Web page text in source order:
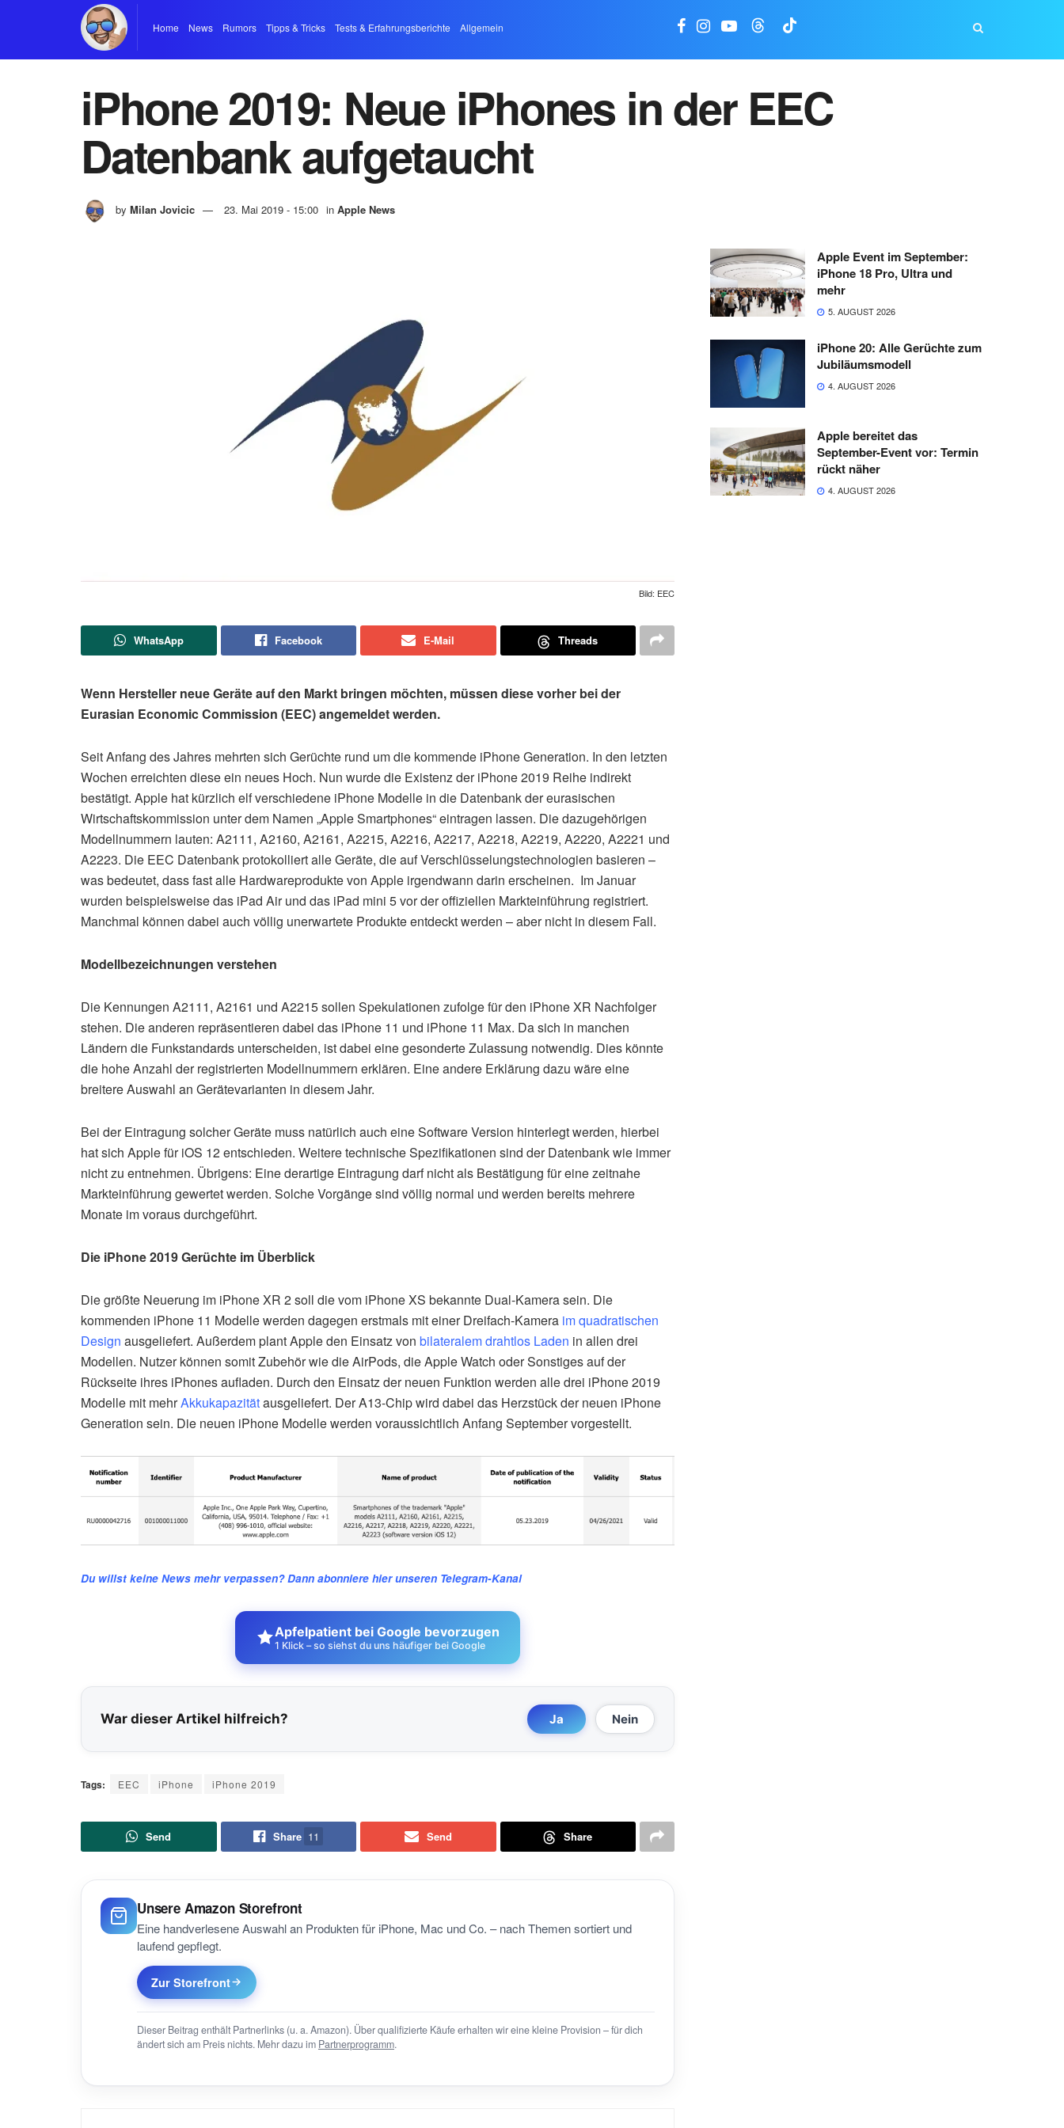
Home News Rumors Tipps & Tricks Tests & Erfahrungsberichte Allgemein
iPhone 2019: Neue iPhones in der EEC
Datenbank aufgetaucht
by Milan Jovicic 23. Mai 2019 - 15:00 in Apple News
Bild: EEC
WhatsApp Facebook E-Mail Threads
Wenn Hersteller neue Geräte auf den Markt bringen möchten, müssen diese vorher bei der
Eurasian Economic Commission (EEC) angemeldet werden.
Seit Anfang des Jahres mehrten sich Gerüchte rund um die kommende iPhone Generation. In den letzten
Wochen erreichten diese ein neues Hoch. Nun wurde die Existenz der iPhone 2019 Reihe indirekt
bestätigt. Apple hat kürzlich elf verschiedene iPhone Modelle in die Datenbank der eurasischen
Wirtschaftskommission unter dem Namen „Apple Smartphones“ eintragen lassen. Die dazugehörigen
Modellnummern lauten: A2111, A2160, A2161, A2215, A2216, A2217, A2218, A2219, A2220, A2221 und
A2223. Die EEC Datenbank protokolliert alle Geräte, die auf Verschlüsselungstechnologien basieren –
was bedeutet, dass fast alle Hardwareprodukte von Apple irgendwann darin erscheinen. Im Januar
wurden beispielsweise das iPad Air und das iPad mini 5 vor der offiziellen Markteinführung registriert.
Manchmal können dabei auch völlig unerwartete Produkte entdeckt werden – aber nicht in diesem Fall.
Modellbezeichnungen verstehen
Die Kennungen A2111, A2161 und A2215 sollen Spekulationen zufolge für den iPhone XR Nachfolger
stehen. Die anderen repräsentieren dabei das iPhone 11 und iPhone 11 Max. Da sich in manchen
Ländern die Funkstandards unterscheiden, ist dabei eine gesonderte Zulassung notwendig. Dies könnte
die hohe Anzahl der registrierten Modellnummern erklären. Eine andere Erklärung dazu wäre eine
breitere Auswahl an Gerätevarianten in diesem Jahr.
Bei der Eintragung solcher Geräte muss natürlich auch eine Software Version hinterlegt werden, hierbei
hat sich Apple für iOS 12 entschieden. Weitere technische Spezifikationen sind der Datenbank wie immer
nicht zu entnehmen. Übrigens: Eine derartige Eintragung darf nicht als Bestätigung für eine zeitnahe
Markteinführung gewertet werden. Solche Vorgänge sind völlig normal und werden bereits mehrere
Monate im voraus durchgeführt.
Die iPhone 2019 Gerüchte im Überblick
Die größte Neuerung im iPhone XR 2 soll die vom iPhone XS bekannte Dual-Kamera sein. Die
kommenden iPhone 11 Modelle werden dagegen erstmals mit einer Dreifach-Kamera im quadratischen
Design ausgeliefert. Außerdem plant Apple den Einsatz von bilateralem drahtlos Laden in allen drei
Modellen. Nutzer können somit Zubehör wie die AirPods, die Apple Watch oder Sonstiges auf der
Rückseite ihres iPhones aufladen. Durch den Einsatz der neuen Funktion werden alle drei iPhone 2019
Modelle mit mehrAkkukapazitätausgeliefert. Der A13-Chip wird dabei das Herzstück der neuen iPhone
Generation sein. Die neuen iPhone Modelle werden voraussichtlich Anfang September vorgestellt.
Du willst keine News mehr verpassen? Dann abonniere hier unseren Telegram-Kanal
Apfelpatient bei Google bevorzugen
1 Klick – so siehst du uns häufiger bei Google
War dieser Artikel hilfreich? Ja Nein
Tags: EEC iPhone iPhone 2019
Send Share 11 Send Share
Unsere Amazon Storefront
Eine handverlesene Auswahl an Produkten für iPhone, Mac und Co. – nach Themen sortiert und
laufend gepflegt.
Zur Storefront
Dieser Beitrag enthält Partnerlinks (u. a. Amazon). Über qualifizierte Käufe erhalten wir eine kleine Provision – für dich
ändert sich am Preis nichts. Mehr dazu im Partnerprogramm.
Apple Event im September:
iPhone 18 Pro, Ultra und
mehr
5. AUGUST 2026
iPhone 20: Alle Gerüchte zum
Jubiläumsmodell
4. AUGUST 2026
Apple bereitet das
September-Event vor: Termin
rückt näher
4. AUGUST 2026